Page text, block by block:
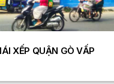
XẾP QUẬN GÒ VẤP